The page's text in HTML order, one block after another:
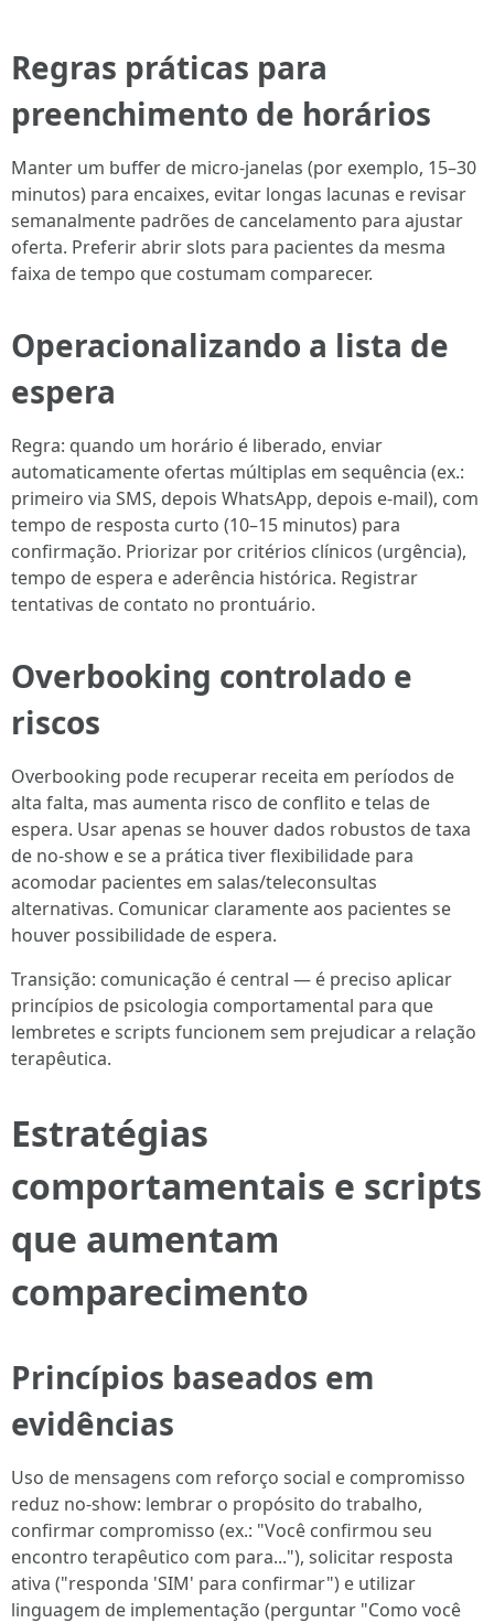
Regras práticas para
preenchimento de horários
Manter um buffer de micro-janelas (por exemplo, 15–30
minutos) para encaixes, evitar longas lacunas e revisar
semanalmente padrões de cancelamento para ajustar
oferta. Preferir abrir slots para pacientes da mesma
faixa de tempo que costumam comparecer.
Operacionalizando a lista de
espera
Regra: quando um horário é liberado, enviar
automaticamente ofertas múltiplas em sequência (ex.:
primeiro via SMS, depois WhatsApp, depois e-mail), com
tempo de resposta curto (10–15 minutos) para
confirmação. Priorizar por critérios clínicos (urgência),
tempo de espera e aderência histórica. Registrar
tentativas de contato no prontuário.
Overbooking controlado e
riscos
Overbooking pode recuperar receita em períodos de
alta falta, mas aumenta risco de conflito e telas de
espera. Usar apenas se houver dados robustos de taxa
de no-show e se a prática tiver flexibilidade para
acomodar pacientes em salas/teleconsultas
alternativas. Comunicar claramente aos pacientes se
houver possibilidade de espera.
Transição: comunicação é central — é preciso aplicar
princípios de psicologia comportamental para que
lembretes e scripts funcionem sem prejudicar a relação
terapêutica.
Estratégias
comportamentais e scripts
que aumentam
comparecimento
Princípios baseados em
evidências
Uso de mensagens com reforço social e compromisso
reduz no-show: lembrar o propósito do trabalho,
confirmar compromisso (ex.: "Você confirmou seu
encontro terapêutico com para..."), solicitar resposta
ativa ("responda 'SIM' para confirmar") e utilizar
linguagem de implementação (perguntar "Como você